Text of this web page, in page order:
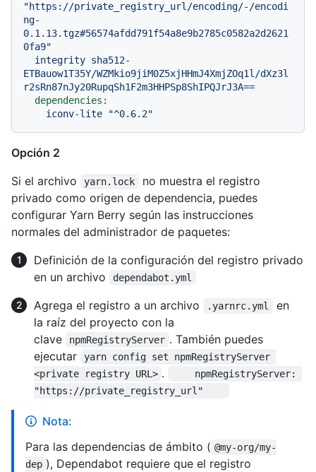
"https://private_registry_url/encoding/-/encodi
ng-
0.1.13.tgz#56574afdd791f54a8e9b2785c0582a2d2621
0fa9"
integrity sha512-
ETBauow1T35Y/WZMkio9jiM0Z5xjHHmJ4XmjZOq1l/dXz3l
r2sRn87nJy20RupqSh1F2m3HHPSp8ShIPQJrJ3A==
dependencies:
iconv-lite
"^0.6.2"
Opción 2
Si el archivo
yarn.lock
no muestra el registro
privado como origen de dependencia, puedes
configurar Yarn Berry según las instrucciones
normales del administrador de paquetes:
Definición de la configuración del registro privado
en un archivo
dependabot.yml
Agrega el registro a un archivo .yarnrc.yml
en
la raíz del proyecto con la
clave
npmRegistryServer . También puedes
ejecutar
yarn config set npmRegistryServer
<private registry URL> .
    npmRegistryServer:
"https://private_registry_url"
Nota:
Para las dependencias de ámbito ( @my-org/my-
dep ), Dependabot requiere que el registro